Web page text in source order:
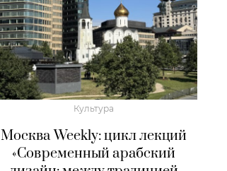
Культура
Москва Weekly: цикл лекций
«Современный арабский